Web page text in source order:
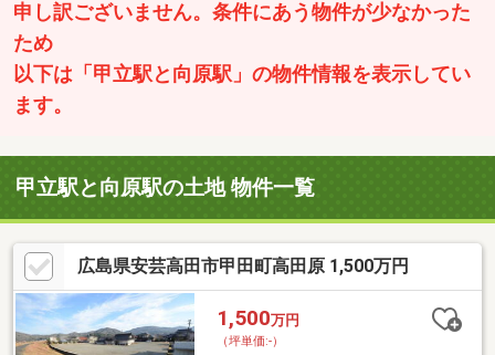
申し訳ございません。条件にあう物件が少なかった
ため
以下は「甲立駅と向原駅」の物件情報を表示してい
ます。
甲立駅と向原駅の土地 物件一覧
広島県安芸高田市甲田町高田原 1,500万円
1,500万円
（坪単価:-）